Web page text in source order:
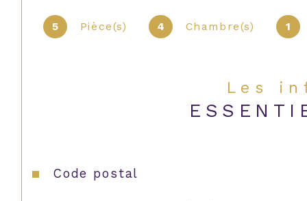
5 Pièce(s) 4 Chambre(s) 1
Les
Caractéristiques Valeurs
Code postal